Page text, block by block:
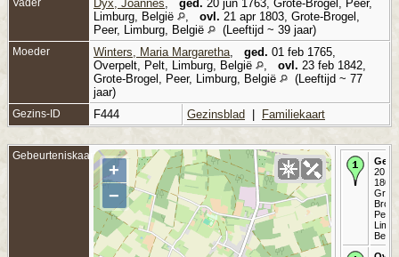
Vader Dyx, Joannes ged. 20 jun 1763, Grote-Brogel, Peer,
Limburg, België
ovl. 21 apr 1803, Grote-Brogel,
Peer, Limburg, België
(Leeftijd ~ 39 jaar)
Moeder Winters, Maria Margaretha ged. 01 feb 1765,
Overpelt, Pelt, Limburg, België
ovl. 23 feb 1842,
Grote-Brogel, Peer, Limburg, België
(Leeftijd ~ 77
jaar)
Gezins-ID F444 Gezinsblad Familiekaart
Gebeurteniskaart
+
−
20
1800
Peer,
België